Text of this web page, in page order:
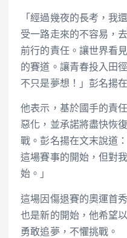
「經過幾夜的長考，我
受一路走來的不容易，
前行的責任。讓世界看
的賽道。讓青春投入田
不只是夢想！」彭名揚
他表示，基於國手的責
惡化，並承諾將盡快恢
戰。彭名揚在文末說道
這場賽事的開始，但對
始。」
這場因傷退賽的奧運首
也是新的開始，他希望
勇敢追夢，不懼挑戰。